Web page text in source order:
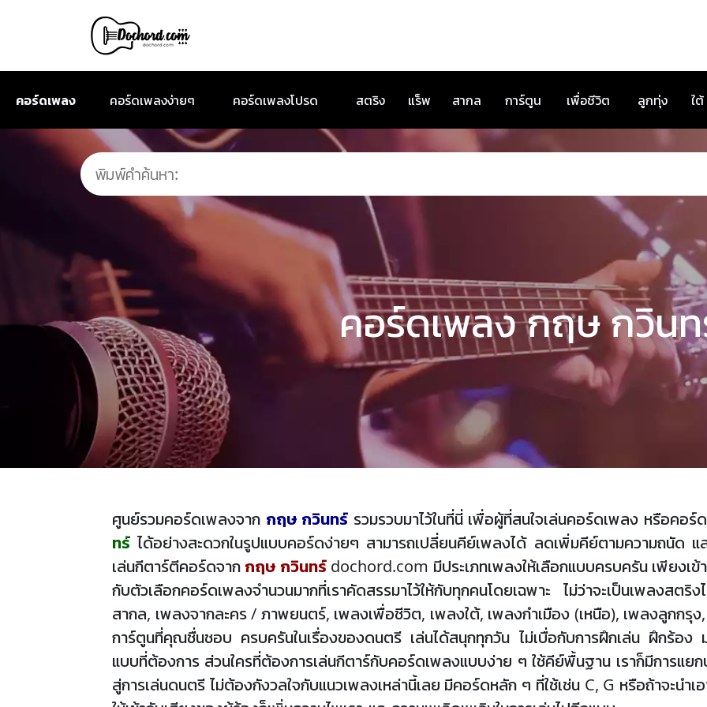
คอร์ดเพลง คอร์ดเพลงง่ายๆ คอร์ดเพลงโปรด สตริง แร็พ สากล การ์ตูน เพื่อชีวิต ลูกทุ่ง ใต้
คอร์ดเพลง กฤษ กวิน
ศูนย์รวมคอร์ดเพลงจาก กฤษ กวินทร์ รวมรวบมาไว้ในที่นี่ เพื่อผู้ที่สนใจเล่นคอร์ดเพลง หรือคอ
ทร์ ได้อย่างสะดวกในรูปแบบคอร์ดง่ายๆ สามารถเปลี่ยนคีย์เพลงได้ ลดเพิ่มคีย์ตามความถนัด แ
เล่นกีตาร์ตีคอร์ดจาก กฤษ กวินทร์dochord.com มีประเภทเพลงให้เลือกแบบครบครัน เพียงเ
กับตัวเลือกคอร์ดเพลงจำนวนมากที่เราคัดสรรมาไว้ให้กับทุกคนโดยเฉพาะ ไม่ว่าจะเป็นเพลงส
สากล, เพลงจากละคร / ภาพยนตร์, เพลงเพื่อชีวิต, เพลงใต้, เพลงกำเมือง (เหนือ), เพลงลูกกรุง
การ์ตูนที่คุณชื่นชอบ ครบครันในเรื่องของดนตรี เล่นได้สนุกทุกวัน ไม่เบื่อกับการฝึกเล่น ฝึกร้อง ม
แบบที่ต้องการ ส่วนใครที่ต้องการเล่นกีตาร์กับคอร์ดเพลงแบบง่าย ๆ ใช้คีย์พื้นฐาน เราก็มีการแยกป
สู่การเล่นดนตรี ไม่ต้องกังวลใจกับแนวเพลงเหล่านี้เลย มีคอร์ดหลัก ๆ ที่ใช้เช่น C, G หรือถ้าจะนำ